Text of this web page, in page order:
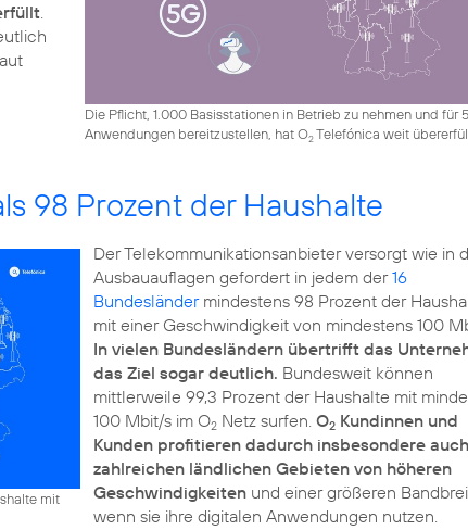
Die Pflicht, 1.000 Basisstationen in Betrieb zu nehmen und für
Anwendungen bereitzustellen, hat O2Telefónica weit
.
98 Prozent der Haushalte
mit
Der Telekommunikationsanbieter versorgt wie in
Ausbauauflagen gefordert in jedem der16
Bundesländermindestens 98 Prozent der
mit einer Geschwindigkeit von mindestens 100
In vielen Bundesländern übertrifft das
das Ziel sogar deutlich. Bundesweit können
mittlerweile 99,3 Prozent der Haushalte mit
100 Mbit/s im O2Netz surfen. O2Kundinnen und
Kunden profitieren dadurch insbesondere
zahlreichen ländlichen Gebieten von höheren
Geschwindigkeitenund einer größeren
wenn sie ihre digitalen Anwendungen nutzen.